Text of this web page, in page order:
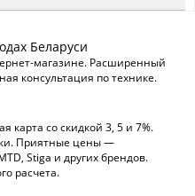
Беларуси
магазине. Расширенный
консультация по технике.
карта со скидкой 3, 5 и 7%.
Приятные цены —
Stiga и других брендов.
расчета.